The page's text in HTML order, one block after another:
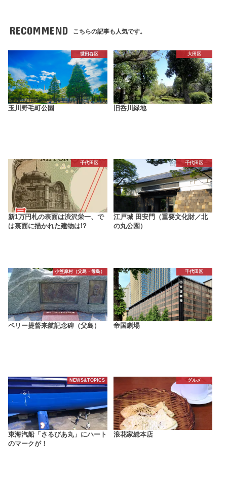
RECOMMEND こちらの記事も人気です。
世田谷区
玉川野毛町公園
大田区
旧呑川緑地
千代田区
新1万円札の表面は渋沢栄一、で
は裏面に描かれた建物は!?
千代田区
江戸城 田安門（重要文化財／北
の丸公園）
小笠原村（父島・母島）
ペリー提督来航記念碑（父島）
千代田区
帝国劇場
NEWS&TOPICS
東海汽船「さるびあ丸」にハート
のマークが！
グルメ
浪花家総本店